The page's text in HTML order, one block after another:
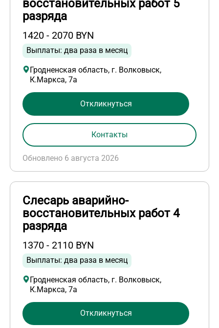
восстановительных работ 5
разряда
1420 - 2070 BYN
Выплаты: два раза в месяц
Гродненская область, г. Волковыск,
К.Маркса, 7а
Обновлено 6 августа 2026
Откликнуться
Контакты
Слесарь аварийно-
восстановительных работ 4
разряда
1370 - 2110 BYN
Выплаты: два раза в месяц
Гродненская область, г. Волковыск,
К.Маркса, 7а
Откликнуться